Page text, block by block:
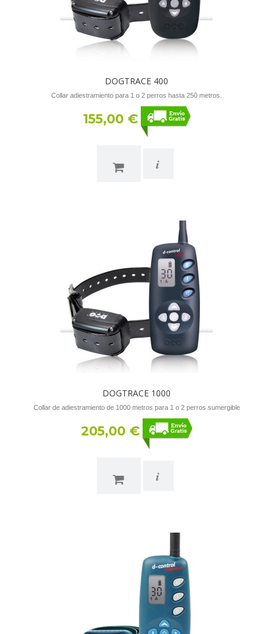
DOGTRACE 400
Collar adiestramiento para 1 o 2 perros hasta 250 metros.
155,00 €
i
DOGTRACE 1000
Collar de adiestramiento de 1000 metros para 1 o 2 perros sumergible
205,00 €
i